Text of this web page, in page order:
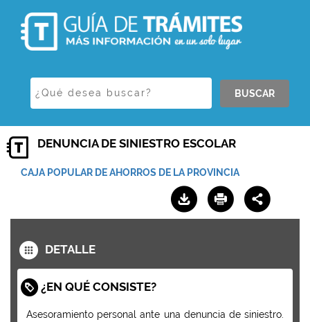
BUSCAR
DENUNCIA DE SINIESTRO ESCOLAR
CAJA POPULAR DE AHORROS DE LA PROVINCIA
DETALLE
¿EN QUÉ CONSISTE?
Asesoramiento personal ante una denuncia de siniestro.